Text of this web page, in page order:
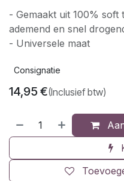
- Gemaakt uit 100%
ademend en snel
- Universele maat
Consignatie
14,95 €(Inclusief btw)